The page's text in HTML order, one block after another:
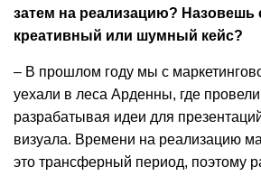
затем на реализацию? Назовешь
креативный или шумный кейс?
– В прошлом году мы с
уехали в леса Арденны, где
разрабатывая идеи для
визуала. Времени на реализацию
это трансферный период, поэтому